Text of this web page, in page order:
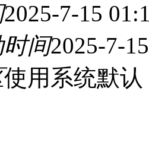
2025-7-15
时间2025-7-
使用系统默认